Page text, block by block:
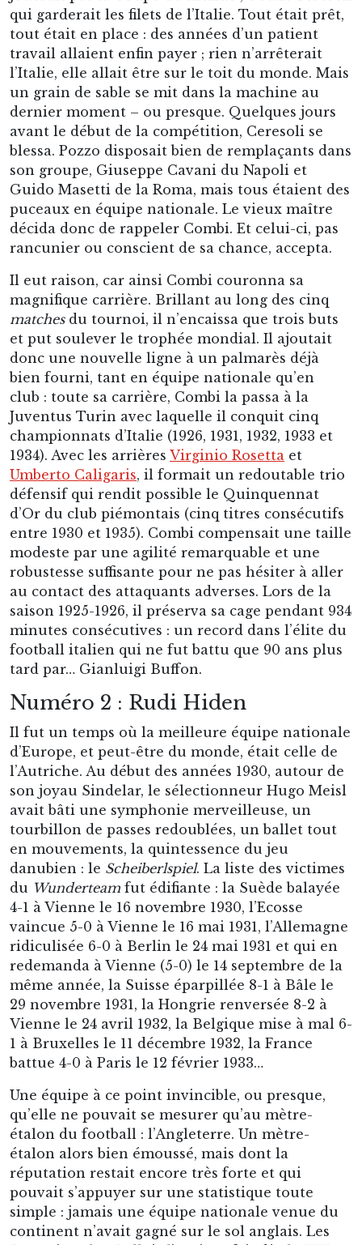
qui garderait les filets de l’Italie. Tout était prêt,
tout était en place : des années d’un patient
travail allaient enfin payer ; rien n’arrêterait
l’Italie, elle allait être sur le toit du monde. Mais
un grain de sable se mit dans la machine au
dernier moment – ou presque. Quelques jours
avant le début de la compétition, Ceresoli se
blessa. Pozzo disposait bien de remplaçants dans
son groupe, Giuseppe Cavani du Napoli et
Guido Masetti de la Roma, mais tous étaient des
puceaux en équipe nationale. Le vieux maître
décida donc de rappeler Combi. Et celui-ci, pas
rancunier ou conscient de sa chance, accepta.
Il eut raison, car ainsi Combi couronna sa
magnifique carrière. Brillant au long des cinq
matchesdu tournoi, il n’encaissa que trois buts
et put soulever le trophée mondial. Il ajoutait
donc une nouvelle ligne à un palmarès déjà
bien fourni, tant en équipe nationale qu’en
club : toute sa carrière, Combi la passa à la
Juventus Turin avec laquelle il conquit cinq
championnats d’Italie (1926, 1931, 1932, 1933 et
1934). Avec les arrières Virginio Rosetta et
Umberto Caligaris, il formait un redoutable trio
défensif qui rendit possible le Quinquennat
d’Or du club piémontais (cinq titres consécutifs
entre 1930 et 1935). Combi compensait une taille
modeste par une agilité remarquable et une
robustesse suffisante pour ne pas hésiter à aller
au contact des attaquants adverses. Lors de la
saison 1925-1926, il préserva sa cage pendant 934
minutes consécutives : un record dans l’élite du
football italien qui ne fut battu que 90 ans plus
tard par… Gianluigi Buffon.
Numéro 2 : Rudi Hiden
Il fut un temps où la meilleure équipe nationale
d’Europe, et peut-être du monde, était celle de
l’Autriche. Au début des années 1930, autour de
son joyau Sindelar, le sélectionneur Hugo Meisl
avait bâti une symphonie merveilleuse, un
tourbillon de passes redoublées, un ballet tout
en mouvements, la quintessence du jeu
danubien : le Scheiberlspiel. La liste des victimes
du Wunderteam fut édifiante : la Suède balayée
4-1 à Vienne le 16 novembre 1930, l’Ecosse
vaincue 5-0 à Vienne le 16 mai 1931, l’Allemagne
ridiculisée 6-0 à Berlin le 24 mai 1931 et qui en
redemanda à Vienne (5-0) le 14 septembre de la
même année, la Suisse éparpillée 8-1 à Bâle le
29 novembre 1931, la Hongrie renversée 8-2 à
Vienne le 24 avril 1932, la Belgique mise à mal 6-
1 à Bruxelles le 11 décembre 1932, la France
battue 4-0 à Paris le 12 février 1933…
Une équipe à ce point invincible, ou presque,
qu’elle ne pouvait se mesurer qu’au mètre-
étalon du football : l’Angleterre. Un mètre-
étalon alors bien émoussé, mais dont la
réputation restait encore très forte et qui
pouvait s’appuyer sur une statistique toute
simple : jamais une équipe nationale venue du
continent n’avait gagné sur le sol anglais. Les